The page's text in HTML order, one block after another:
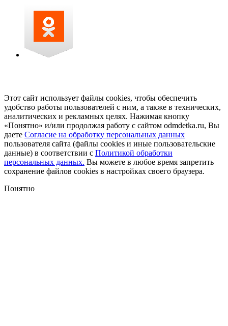
Этот сайт использует файлы cookies, чтобы обеспечить
удобство работы пользователей с ним, а также в технических,
аналитических и рекламных целях. Нажимая кнопку
«Понятно» и/или продолжая работу с сайтом odmdetka.ru, Вы
даете Согласие на обработку персональных данных
пользователя сайта (файлы cookies и иные пользовательские
данные) в соответствии с Политикой обработки
персональных данных. Вы можете в любое время запретить
сохранение файлов cookies в настройках своего браузера.
Понятно